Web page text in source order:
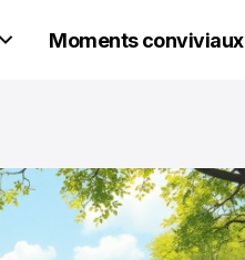
Moments conviviaux